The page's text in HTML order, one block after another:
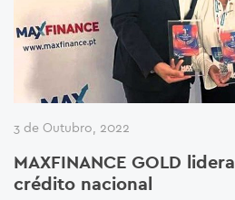
3 de Outubro, 2022
MAXFINANCE GOLD
crédito nacional